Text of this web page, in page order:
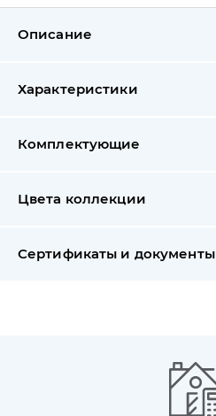
Описание
Характеристики
Комплектующие
Цвета коллекции
Сертификаты и документы